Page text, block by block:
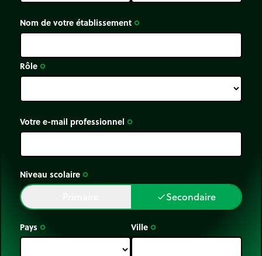
Nom de votre établissement trip_origin
Rôle trip_origin
Votre e-mail professionnel trip_origin
Niveau scolaire trip_origin
doneSecondaire
Pays trip_origin Ville trip_origin